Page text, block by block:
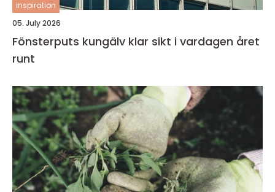
inspiration
05. July 2026
Fönsterputs kungälv klar sikt i vardagen året
runt